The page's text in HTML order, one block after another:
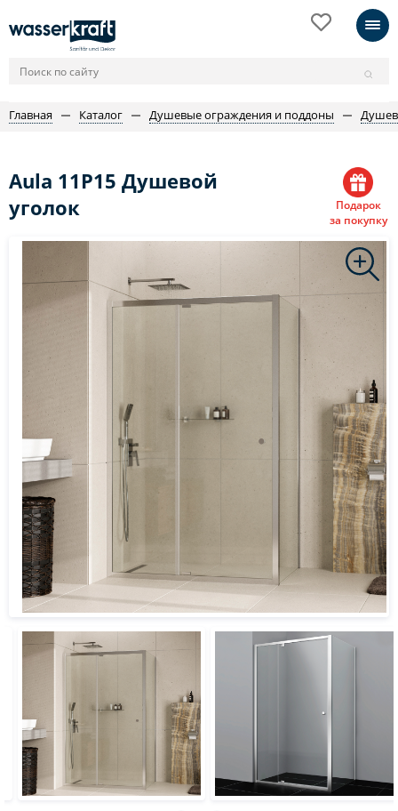
Главная Каталог Душевые ограждения и поддоны
Aula 11P15 Душевой
уголок
Подарок
за покупку